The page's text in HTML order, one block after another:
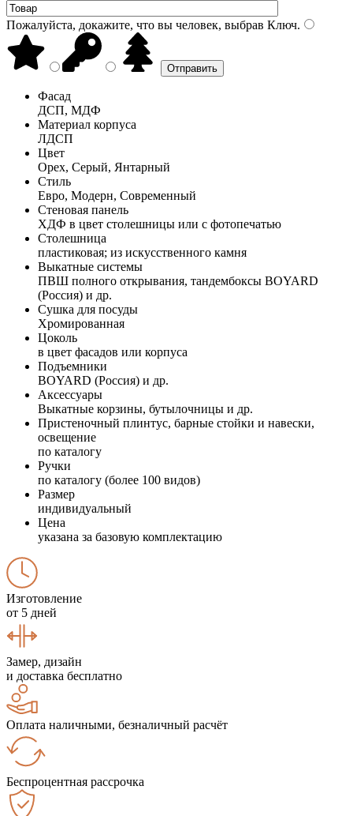
Пожалуйста, докажите, что вы человек, выбрав Ключ.
Фасад
ДСП, МДФ
Материал корпуса
ЛДСП
Цвет
Орех, Серый, Янтарный
Стиль
Евро, Модерн, Современный
Стеновая панель
ХДФ в цвет столешницы или с фотопечатью
Столешница
пластиковая; из искусственного камня
Выкатные системы
ПВШ полного открывания, тандембоксы BOYARD
(Россия) и др.
Сушка для посуды
Хромированная
Цоколь
в цвет фасадов или корпуса
Подъемники
BOYARD (Россия) и др.
Аксессуары
Выкатные корзины, бутылочницы и др.
Пристеночный плинтус, барные стойки и навески,
освещение
по каталогу
Ручки
по каталогу (более 100 видов)
Размер
индивидуальный
Цена
указана за базовую комплектацию
Изготовление
от 5 дней
Замер, дизайн
и доставка бесплатно
Оплата наличными, безналичный расчёт
Беспроцентная рассрочка